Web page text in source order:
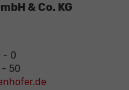
& Co. KG
- 0
- 50